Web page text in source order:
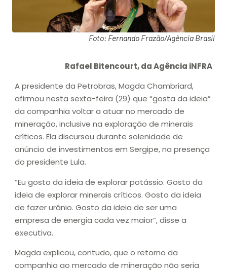
Foto: Fernando Frazão/Agência Brasil
Rafael Bitencourt, da Agência iNFRA
A presidente da Petrobras, Magda Chambriard,
afirmou nesta sexta-feira (29) que “gosta da ideia”
da companhia voltar a atuar no mercado de
mineração, inclusive na exploração de minerais
críticos. Ela discursou durante solenidade de
anúncio de investimentos em Sergipe, na presença
do presidente Lula.
“Eu gosto da ideia de explorar potássio. Gosto da
ideia de explorar minerais críticos. Gosto da ideia
de fazer urânio. Gosto da ideia de ser uma
empresa de energia cada vez maior”, disse a
executiva.
Magda explicou, contudo, que o retorno da
companhia ao mercado de mineração não seria